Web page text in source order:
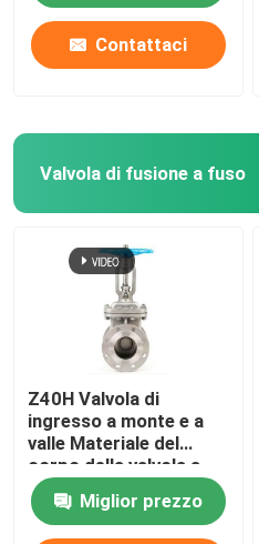
Contattaci
Valvola di fusione a fuso
Z40H Valvola di
ingresso a monte e a
valle Materiale del
corpo della valvola a
tronco connessione a
flangia WCBMiglior prezzo